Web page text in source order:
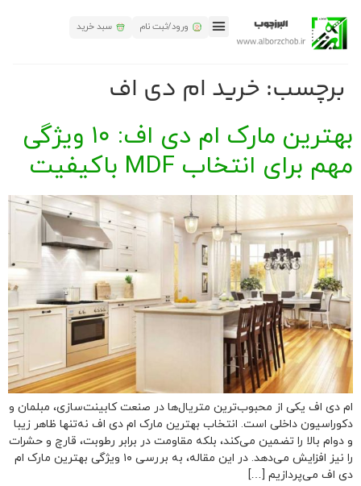
ورود/ثبت نام سبد خرید
برچسب: خرید ام دی اف
بهترین مارک ام دی اف: ۱۰ ویژگی
مهم برای انتخاب MDF باکیفیت
ام دی اف یکی از محبوب‌ترین متریال‌ها در صنعت کابینت‌سازی، مبلمان و
دکوراسیون داخلی است. انتخاب بهترین مارک ام دی اف نه‌تنها ظاهر زیبا
و دوام بالا را تضمین می‌کند، بلکه مقاومت در برابر رطوبت، قارچ و حشرات
را نیز افزایش می‌دهد. در این مقاله، به بررسی ۱۰ ویژگی بهترین مارک ام
دی اف می‌پردازیم […]